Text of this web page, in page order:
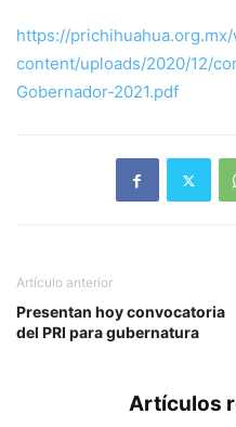
https://
content/uploads/2020/12/
Gobernador-2021.pdf
Artículo anterior
Presentan hoy convocatoria
del PRI para gubernatura
Artículos